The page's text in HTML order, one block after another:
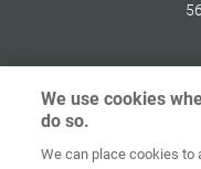
Начална
страница
We use cookies
do so.
We can place cookies to